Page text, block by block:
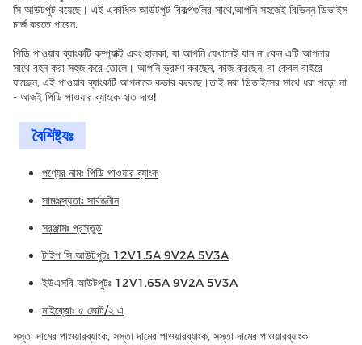
সি আউটপুট রয়েছে। এই একাধিক আউটপুট বিকল্পগুলির সাথে,আপনি সহজেই বিভিন্ন ডিভাইস
চার্জ করতে পারেন.
পিডি পাওয়ার ব্যাংকটি কম্প্যাক্ট এবং হালকা, যা আপনি যেখানেই যান না কেন এটি আপনার
সাথে বহন করা সহজ করে তোলে। আপনি ভ্রমণ করছেন, কাজ করছেন, বা কেবল বাইরে
যাচ্ছেন, এই পাওয়ার ব্যাংকটি আপনাকে কভার করেছে।তাই মরা ডিভাইসের সাথে ধরা পড়ো না
- আজই পিডি পাওয়ার ব্যাংকে হাত দাও!
বৈশিষ্ট্যঃ
পণ্যের নামঃ পিডি পাওয়ার ব্যাংক
সামঞ্জস্যতাঃ সার্বজনীন
সরঞ্জামঃ প্রস্তুত
টাইপ সি আউটপুটঃ 12V1.5A 9V2A 5V3A
ইউএসবি আউটপুটঃ 12V1.65A 9V2A 5V3A
মাইক্রোঃ ৫ ভোল্ট/২ এ
সস্তা দামের পাওয়ারব্যাংক, সস্তা দামের পাওয়ারব্যাংক, সস্তা দামের পাওয়ারব্যাংক